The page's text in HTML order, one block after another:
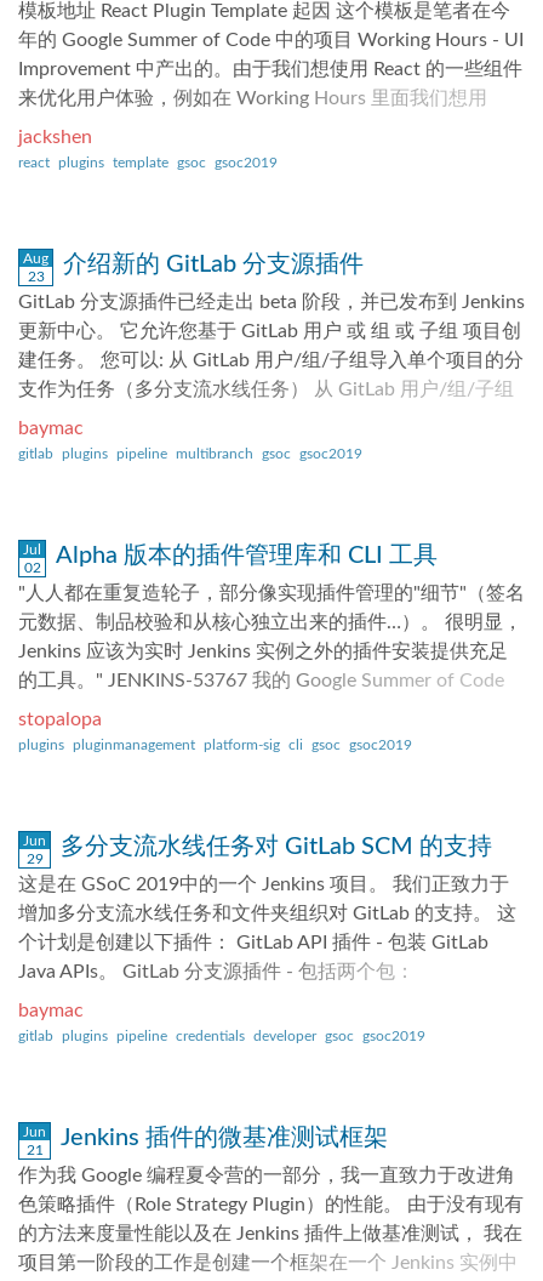
限制连接到您的实例的多个代理的权限 * 文件夹角色：适用
于文件夹内组织的多个作业 角色策略插件的性能改进 与角
色策略插件不同，此插件不使用正则表达式来查找匹配的项
目和代理，从而改善了我们的性能并简化了管理员的工作。
为了减少需要管理的角色数量，通过文件夹角色授予文件夹
的权限将继承其所有子项。这对于通过单个角色访问多个项
角色策略插件。这些改进是使用我在 GSOC 项目的第一阶
段创建的 micro-benchmark framework 来衡量的。两个插
件相同配置的基准测试表明，与角色策略 2.13 中的全局角
色相比，500 个全局角色的权限检查速度提高了 934 倍，角
色策略 2.13 本身包含一些性能改进。将文件夹角色与角色
策略的项目角色进行比较，对于 250 个组织在 150 个用户
的实例上的两级深层文件夹中的项目，对作业的访问权限检
查几乎快了 15 倍。您可以在 此处 看到基准和结果比较。
置如下所示： jenkins: authorizationStrategy: folderBased:
...
模板地址 React Plugin Template 起因 这个模板是笔者在今
年的 Google Summer of Code 中的项目 Working Hours - UI
Improvement 中产出的。由于我们想使用 React 的一些组件
来优化用户体验，例如在 Working Hours 里面我们想用
ReactDatepicker 来帮助用户选择日期，于是整个 Working
Hours 插件的前端部分都试图用 React 来编写，而由于
学。 链接： GSoC：Working Hours UI Improvement
https://summerofcode.withgoogle.com/projects/
Github：Working Hours 插件
https://github.com/jenkinsci/working-hours-plugin 概述 在
以往，我们可以使用 Jelly 来开发 Jenkins 插件的前端部
分，同时一些请求可以绑定到对应的类，但是当我们想要更
高程度地去自定义插件界面的时候，Jelly 就显得捉襟见肘
js 库。 特点 集成 React 开发者可以使用 React 充分控制 UI
使用了 Iframe Iframe 隔离了之前 Jenkins 添加的一些 js 库
会造成的影响，例如 Prototype.js。 使用...
jackshen
react plugins template gsoc gsoc2019
Aug
23
介绍新的 GitLab 分支源插件
GitLab 分支源插件已经走出 beta 阶段，并已发布到 Jenkins
更新中心。 它允许您基于 GitLab 用户 或 组 或 子组 项目创
建任务。 您可以: 从 GitLab 用户/组/子组导入单个项目的分
支作为任务（多分支流水线任务） 从 GitLab 用户/组/子组
导入所有或部分项目的分支作为任务（GitLab 组任务或
GitLab 文件夹组织） GitLab 组项目对项目进行扫描， 根据
提供了 GitLab 服务器配置，可以在系统配置中配置。
Jenkins 配置即代码 (JCasC) 也可以用于配置服务器。 要想
了解更多关于服务器配置的信息，请参考我之前的博客。
要求 Jenkins - 2.176.2 (LTS) GitLab - v11.0+ 创建任务 要创
建多分支流水线任务（使用 GitLab 分支源）或 GitLab 组任
务，您必须将 GitLab 个人访问令牌添加到服务端配置。 凭
据用于获取项目的元数据，并在 GitLab 服务器上设置
加源 > GitLab 项目 Server - 从下拉菜单中选择所需的...
baymac
gitlab plugins pipeline multibranch gsoc gsoc2019
Jul
02
Alpha 版本的插件管理库和 CLI 工具
"人人都在重复造轮子，部分像实现插件管理的"细节"（签名
元数据、制品校验和从核心独立出来的插件…​）。 很明显，
Jenkins 应该为实时 Jenkins 实例之外的插件安装提供充足
的工具。" JENKINS-53767 我的 Google Summer of Code
project 项目试图解决这个问题，方法是创建一个库，该库
将在 Jenkins 的不同实现中统一插件管理逻辑，并提供一个
管理器从 Jenkins 核心中移出时，由于依赖项的复杂性和数
量，这最终成为了最具挑战性的第一步。相反，我们决定首
先将 Jenkins Docker 中的 install-plugins.sh bash 脚本转换
为 Java。 install-plugins.sh 脚本存在多个问题，即它是
bash 脚本并且扩展性有限，此外，它不会检索所有最新的
更新中心的元数据。 Alpha 版本详情 模仿官方 Jenkins
Docker 镜像中 install-plugins.sh 脚本中的操作，新的插件
过 plugins.txt 文件和（或） -plugins 的 cli 选项指定要下载
的插件，我们计划进一步扩展可以接收的输入格式。 还支
持用于不同更新中心的自定义版本说明符。 该库将首先检
查当前是否在用户指定的下载位置或用户指定的 Jenkins
war 文件中安装了任何请求的插件。如果要求更高版本或更
stopalopa
plugins pluginmanagement platform-sig cli gsoc gsoc2019
Jun
29
多分支流水线任务对 GitLab SCM 的支持
这是在 GSoC 2019中的一个 Jenkins 项目。 我们正致力于
增加多分支流水线任务和文件夹组织对 GitLab 的支持。 这
个计划是创建以下插件： GitLab API 插件 - 包装 GitLab
Java APIs。 GitLab 分支源插件 - 包括两个包：
io.jenkins.plugins.gitlabserverconfig - 管理服务器配置和
Web hooks 管理。理想情况下应该在另一个名为 GitLab
源。 现状 完全支持自由风格的任务和流水线（单分支）任
务。 部分支持多分支流水线任务（没有 MRS 检测）。 不支
持 Gitlab 文件夹组织。 这个项目的目标 实现一个依赖于
Gitlab API 插件的轻量级 Gitlab 插件。 遵循3个独立插件的
约定，即 GitLab 插件，GitLab API 插件，GitLab 分支源插
baymac
gitlab plugins pipeline credentials developer gsoc gsoc2019
Jun
21
Jenkins 插件的微基准测试框架
作为我 Google 编程夏令营的一部分，我一直致力于改进角
色策略插件（Role Strategy Plugin）的性能。 由于没有现有
的方法来度量性能以及在 Jenkins 插件上做基准测试， 我在
项目第一阶段的工作是创建一个框架在一个 Jenkins 实例中